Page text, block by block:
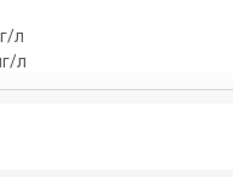
л
л